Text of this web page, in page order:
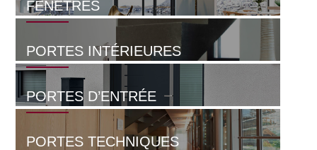
FENÊTRES
PORTES INTÉRIEURES
PORTES D’ENTRÉE
PORTES TECHNIQUES